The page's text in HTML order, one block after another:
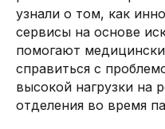
узнали о том, как
сервисы на основе
помогают
справиться с
высокой нагрузки на
отделения во время